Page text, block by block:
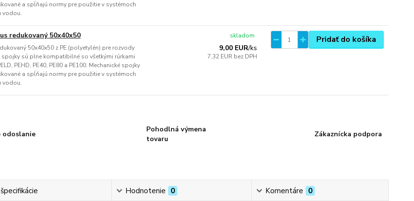
a spĺňajú normy pre použitie v systémoch
vodou.
redukovaný 50x40x50
50x40x50 z PE (polyetylén) pre rozvody
spojky sú plne kompatibilné so všetkými rúrkami
PEHD, PE40, PE80 a PE100. Mechanické spojky
a spĺňajú normy pre použitie v systémoch
vodou.
9,00 EUR/ks
7,32 EUR bez DPH
skladom Pridať do košíka
odoslanie
Pohodlná výmena
tovaru
Zákaznícka podpora
Hodnotenie 0 Komentáre 0